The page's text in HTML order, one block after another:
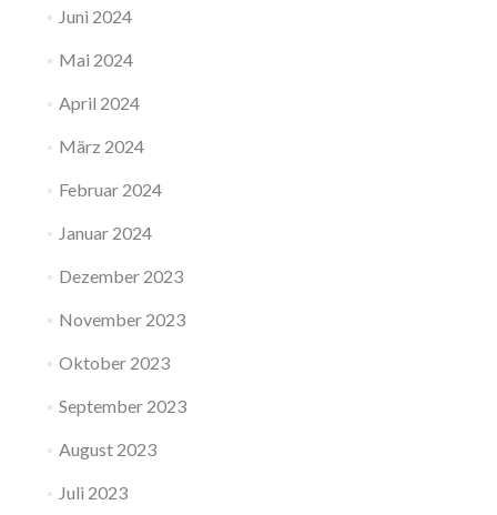
Juni 2024
Mai 2024
April 2024
März 2024
Februar 2024
Januar 2024
Dezember 2023
November 2023
Oktober 2023
September 2023
August 2023
Juli 2023